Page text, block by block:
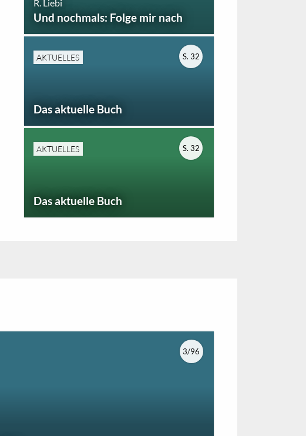
R. Liebi
Und nochmals: Folge mir nach
AKTUELLES
Das aktuelle Buch
S. 32
AKTUELLES
Das aktuelle Buch
S. 32
3/96